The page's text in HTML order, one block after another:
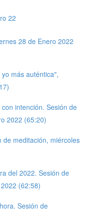
22
28 de Enero 2022
más auténtica",
intención. Sesión de
2022 (65:20)
de meditación, miércoles
del 2022. Sesión de
(62:58)
Sesión de